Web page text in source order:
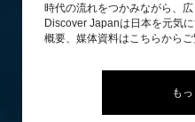
時代の流れをつかみながら、広
Discover Japanは日本を元気
概要、媒体資料はこちらからご
も